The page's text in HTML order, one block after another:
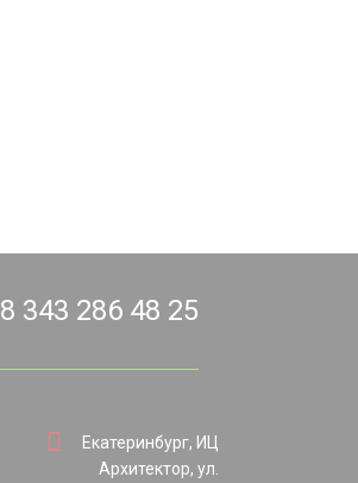
8 343 286 48 25
Екатеринбург, ИЦ
Архитектор, ул.